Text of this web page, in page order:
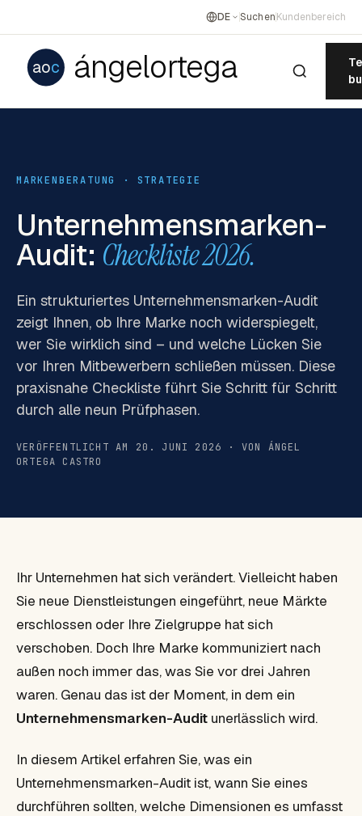
DE SuchenKundenbereich
aoc ángelortega
MARKENBERATUNG · STRATEGIE
Unternehmensmarken-
Audit: Checkliste 2026.
Ein strukturiertes Unternehmensmarken-Audit
zeigt Ihnen, ob Ihre Marke noch widerspiegelt,
wer Sie wirklich sind – und welche Lücken Sie
vor Ihren Mitbewerbern schließen müssen. Diese
praxisnahe Checkliste führt Sie Schritt für Schritt
durch alle neun Prüfphasen.
VERÖFFENTLICHT AM 20. JUNI 2026 · VON ÁNGEL
ORTEGA CASTRO
Ihr Unternehmen hat sich verändert. Vielleicht haben
Sie neue Dienstleistungen eingeführt, neue Märkte
erschlossen oder Ihre Zielgruppe hat sich
verschoben. Doch Ihre Marke kommuniziert nach
außen noch immer das, was Sie vor drei Jahren
waren. Genau das ist der Moment, in dem ein
Unternehmensmarken-Audit unerlässlich wird.
In diesem Artikel erfahren Sie, was ein
Unternehmensmarken-Audit ist, wann Sie eines
durchführen sollten, welche Dimensionen es umfasst